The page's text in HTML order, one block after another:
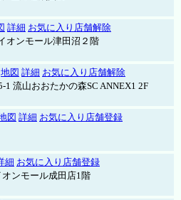
詳細 お気に入り店舗解除
オンモール津田沼２階
地図 詳細 お気に入り店舗解除
流山おおたかの森SC ANNEX1 2F
図 詳細 お気に入り店舗登録
細 お気に入り店舗登録
ンモール成田店1階